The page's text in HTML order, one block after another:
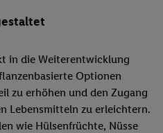
in die Weiterentwicklung
Optionen
zu erhöhen und den Zugang
Lebensmitteln zu erleichtern.
wie Hülsenfrüchte, Nüsse